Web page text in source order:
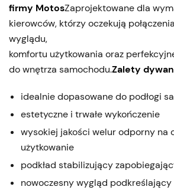
firmy MotosZaprojektowane dla
kierowców, którzy oczekują
wyglądu,
komfortu użytkowania oraz
do wnętrza samochodu.Zalety
idealnie dopasowane do podłogi
estetyczne i trwałe wykończenie
wysokiej jakości welur odporny na
użytkowanie
podkład stabilizujący
nowoczesny wygląd